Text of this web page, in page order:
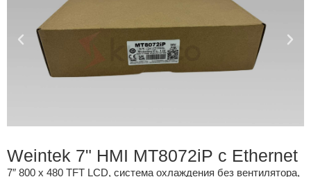
Weintek 7" HMI MT8072iP с Ethernet
7″ 800 x 480 TFT LCD, система охлаждения без вентилятора,